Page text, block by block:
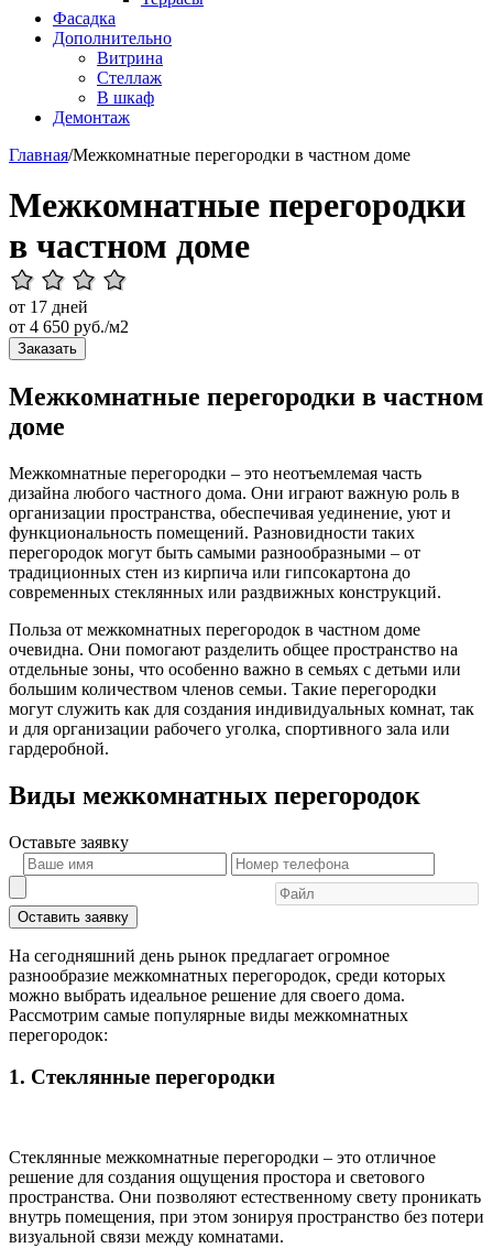
Фасадка
Дополнительно
Витрина
Стеллаж
В шкаф
Демонтаж
Главная/Межкомнатные перегородки в частном доме
Межкомнатные перегородки
в частном доме
от 17 дней
от 4 650 руб./м2
Заказать
Межкомнатные перегородки в частном
доме
Межкомнатные перегородки – это неотъемлемая часть
дизайна любого частного дома. Они играют важную роль в
организации пространства, обеспечивая уединение, уют и
функциональность помещений. Разновидности таких
перегородок могут быть самыми разнообразными – от
традиционных стен из кирпича или гипсокартона до
современных стеклянных или раздвижных конструкций.
Польза от межкомнатных перегородок в частном доме
очевидна. Они помогают разделить общее пространство на
отдельные зоны, что особенно важно в семьях с детьми или
большим количеством членов семьи. Такие перегородки
могут служить как для создания индивидуальных комнат, так
и для организации рабочего уголка, спортивного зала или
гардеробной.
Виды межкомнатных перегородок
Оставьте заявку
Оставить заявку
На сегодняшний день рынок предлагает огромное
разнообразие межкомнатных перегородок, среди которых
можно выбрать идеальное решение для своего дома.
Рассмотрим самые популярные виды межкомнатных
перегородок:
1. Стеклянные перегородки
Стеклянные межкомнатные перегородки – это отличное
решение для создания ощущения простора и светового
пространства. Они позволяют естественному свету проникать
внутрь помещения, при этом зонируя пространство без потери
визуальной связи между комнатами.